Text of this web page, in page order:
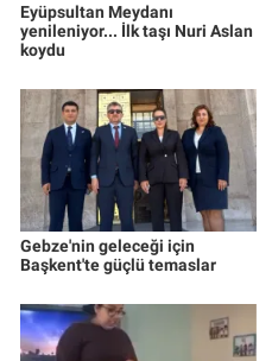
Eyüpsultan Meydanı
yenileniyor... İlk taşı Nuri Aslan
koydu
Gebze'nin geleceği için
Başkent'te güçlü temaslar